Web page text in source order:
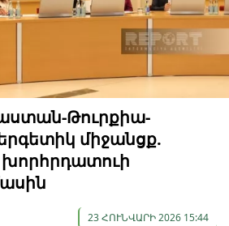
Թուրքիա-
միջանցք.
խորհրդատուի
23 ՀՈՒՆՎԱՐԻ 2026 15:44